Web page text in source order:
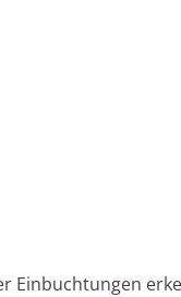
Einbuchtungen